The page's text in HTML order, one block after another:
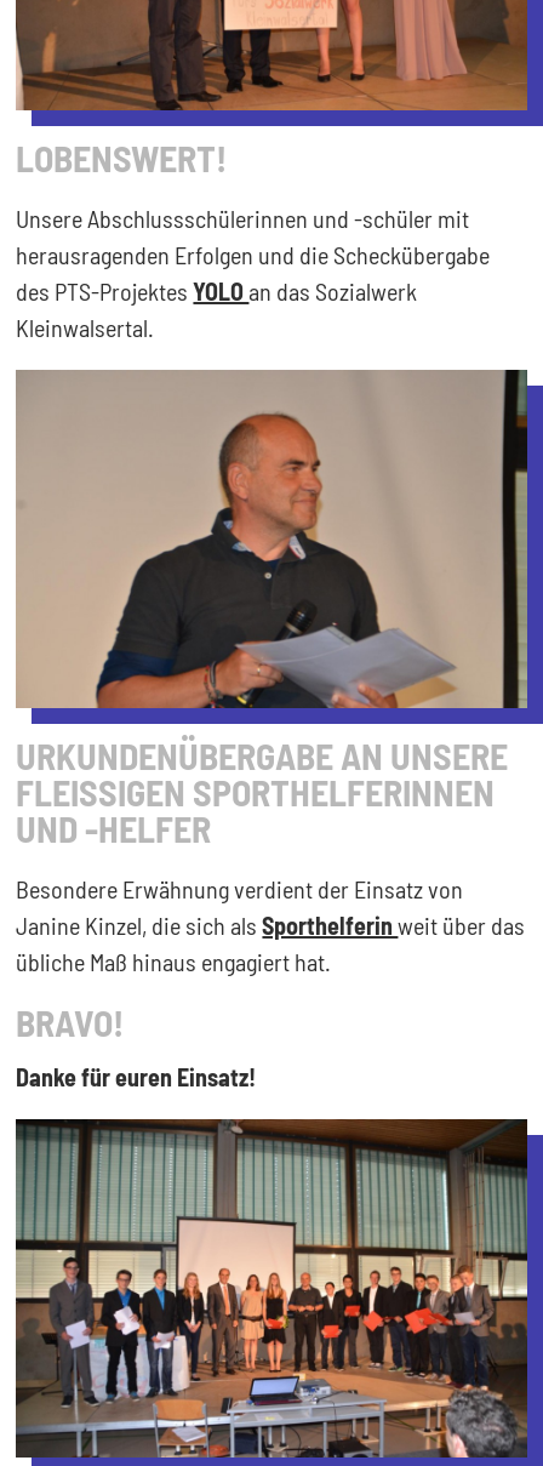
LOBENSWERT!
Unsere Abschlussschülerinnen und -schüler mit
herausragenden Erfolgen und die Scheckübergabe
des PTS-ProjektesYOLO an das Sozialwerk
Kleinwalsertal.
URKUNDENÜBERGABE AN UNSERE
FLEISSIGEN SPORTHELFERINNEN U
ND -HELFER
Besondere Erwähnung verdient der Einsatz von
Janine Kinzel, die sich alsSporthelferinweit über das
übliche Maß hinaus engagiert hat.
BRAVO!
Danke für euren Einsatz!